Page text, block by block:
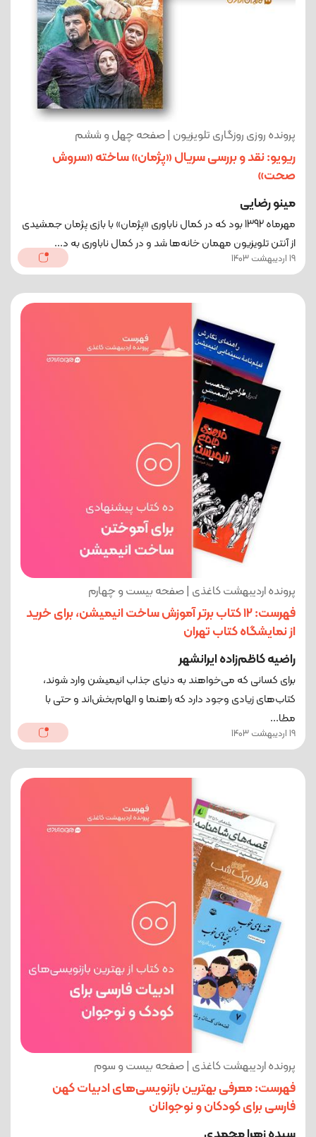
پرونده روزی روزگاری تلویزیون | صفحه چهل‌ و ششم
ریویو: نقد و بررسی سریال «پژمان» ساخته «سروش
صحت»
مینو رضایی
مهرماه 1392 بود که در کمال ناباوری «پژمان» با بازی پژمان جمشیدی
از آنتن تلویزیون مهمان خانه‌ها شد و در کمال ناباوری به د...
19 اردیبهشت 1403
پرونده اردیبهشت کاغذی | صفحه بیست و چهارم
فهرست: 12 کتاب برتر آموزش ساخت انیمیشن، برای خرید
از نمایشگاه کتاب تهران
راضیه کاظم‌زاده ایرانشهر
برای کسانی که می‌خواهند به دنیای جذاب انیمیشن وارد شوند،
کتاب‌های زیادی وجود دارد که راهنما و الهام‌بخش‌اند و حتی با
مطا...
19 اردیبهشت 1403
پرونده اردیبهشت کاغذی | صفحه بیست و سوم
فهرست: معرفی بهترین بازنویسی‌های ادبیات کهن
فارسی برای کودکان و نوجوانان